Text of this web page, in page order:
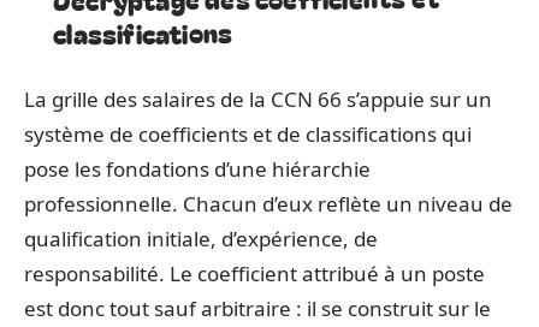
classifications
La grille des salaires de la CCN 66 s’appuie sur un
système de coefficients et de classifications qui
pose les fondations d’une hiérarchie
professionnelle. Chacun d’eux reflète un niveau de
qualification initiale, d’expérience, de
responsabilité. Le coefficient attribué à un poste
est donc tout sauf arbitraire : il se construit sur le